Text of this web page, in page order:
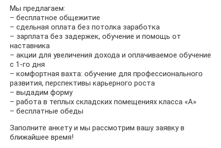
Мы предлагаем:
– бесплатное общежитие
– сдельная оплата без потолка заработка
– зарплата без задержек, обучение и помощь от
наставника
– акции для увеличения дохода и оплачиваемое обучение
с 1‑го дня
– комфортная вахта: обучение для профессионального
развития, перспективы карьерного роста
– выдадим форму
– работа в теплых складских помещениях класса «А»
– бесплатные обеды
Заполните анкету и мы рассмотрим вашу заявку в
ближайшее время!